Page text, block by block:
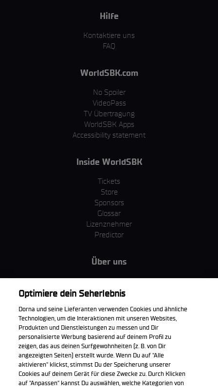
Hilfe
Kontaktiere uns
FAQ
WorldSBK.com
No Spoiler
VideoPass
TV Übertragung
WorldSBK Apps
Accessibility statement
Inside WorldSBK
Tickets
Store
Sponsors
Glossar
Lizenznehmer
Predictor
Über uns
MotoGP Group
Cookie Richtlinien
Unternehmen & ESG
Datenschutzerklärung
Kaufrichtlinie
Die offizielle WorldSBK App herunterladen
Optimiere dein Seherlebnis
Dorna und seine Lieferanten verwenden Cookies und ähnliche
Technologien, um die Interaktionen mit unseren Websites,
Produkten und Dienstleistungen zu messen und Dir
personalisierte Werbung basierend auf deinem Profil zu
zeigen, das aus deinen Surfgewohnheiten (z. B. von Dir
angezeigten Seiten) erstellt wurde. Wenn Du auf "Alle
aktivieren" klickst, stimmst Du der Speicherung unserer
Cookies auf deinem Gerät für diese Zwecke zu. Durch Klicken
auf "Anpassen" kannst Du auswählen, welche Kategorien von